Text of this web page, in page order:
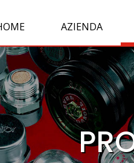
AZIENDA